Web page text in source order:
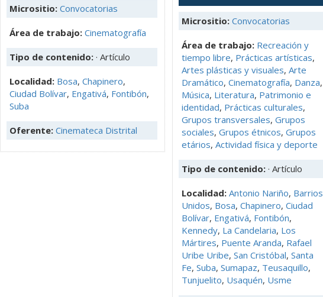
Micrositio: Convocatorias
Área de trabajo: Cinematografía
Tipo de contenido: · Artículo
Localidad: Bosa, Chapinero,
Ciudad Bolívar, Engativá, Fontibón,
Suba
Oferente: Cinemateca Distrital
Micrositio: Convocatorias
Área de trabajo: Recreación y
tiempo libre, Prácticas artísticas,
Artes plásticas y visuales, Arte
Dramático, Cinematografía, Danza,
Música, Literatura, Patrimonio e
identidad, Prácticas culturales,
Grupos transversales, Grupos
sociales, Grupos étnicos, Grupos
etários, Actividad física y deporte
Tipo de contenido: · Artículo
Localidad: Antonio Nariño, Barrios
Unidos, Bosa, Chapinero, Ciudad
Bolívar, Engativá, Fontibón,
Kennedy, La Candelaria, Los
Mártires, Puente Aranda, Rafael
Uribe Uribe, San Cristóbal, Santa
Fe, Suba, Sumapaz, Teusaquillo,
Tunjuelito, Usaquén, Usme